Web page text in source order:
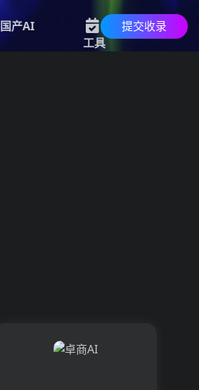
国产AI
最新AI
工具
提交收录